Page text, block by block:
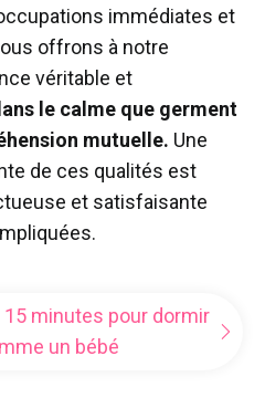
immédiates et
offrons à notre
véritable et
le calme que germent
mutuelle. Une
de ces qualités est
et satisfaisante
15 minutes pour dormir
un bébé